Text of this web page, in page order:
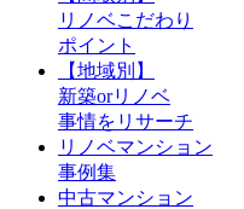
リノベこだわり
ポイント
【地域別】
新築orリノベ
事情をリサーチ
リノベマンション
事例集
中古マンション